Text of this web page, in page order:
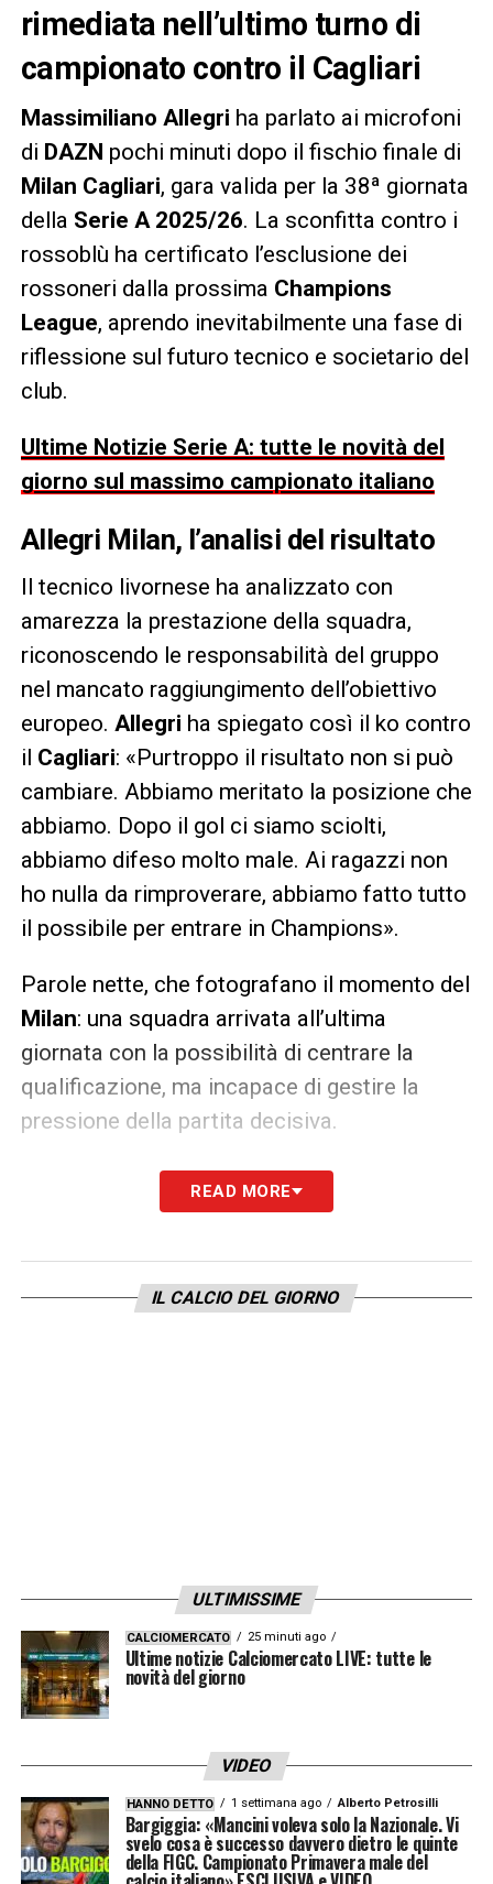
rimediata nell’ultimo turno di
campionato contro il Cagliari
Massimiliano Allegri ha parlato ai microfoni
di DAZN pochi minuti dopo il fischio finale di
Milan Cagliari, gara valida per la 38ª giornata
della Serie A 2025/26. La sconfitta contro i
rossoblù ha certificato l’esclusione dei
rossoneri dalla prossima Champions
League, aprendo inevitabilmente una fase di
riflessione sul futuro tecnico e societario del
club.
Ultime Notizie Serie A: tutte le novità del
giorno sul massimo campionato italiano
Allegri Milan, l’analisi del risultato
Il tecnico livornese ha analizzato con
amarezza la prestazione della squadra,
riconoscendo le responsabilità del gruppo
nel mancato raggiungimento dell’obiettivo
europeo. Allegri ha spiegato così il ko contro
il Cagliari: «Purtroppo il risultato non si può
cambiare. Abbiamo meritato la posizione che
abbiamo. Dopo il gol ci siamo sciolti,
abbiamo difeso molto male. Ai ragazzi non
ho nulla da rimproverare, abbiamo fatto tutto
il possibile per entrare in Champions».
Parole nette, che fotografano il momento del
Milan: una squadra arrivata all’ultima
giornata con la possibilità di centrare la
qualificazione, ma incapace di gestire la
pressione della partita decisiva.
Allegri Milan, futuro e valutazioni
della società
Sul proprio futuro,Allegriha preferito non
sbilanciarsi, concentrandosi soprattutto
Il tecnico ha poi provato a spiegare la caduta
rossonera: «Andare a trovare un motivo non
lo so. Abbiamo sicuramente sbagliato
qualcosa, il risultato fa pendere l’opinione da
molto lucidi nel valutare tutta l’annata».
Allegri Milan, nervosismo e
passività nei momenti decisivi
READ MORE
IL CALCIO DEL GIORNO
ULTIMISSIME
CALCIOMERCATO 25 minuti ago
Ultime notizie Calciomercato LIVE: tutte le
novità del giorno
VIDEO
HANNO DETTO 1 settimana ago Alberto Petrosilli
Bargiggia: «Mancini voleva solo la Nazionale. Vi
svelo cosa è successo davvero dietro le quinte
della FIGC. Campionato Primavera male del